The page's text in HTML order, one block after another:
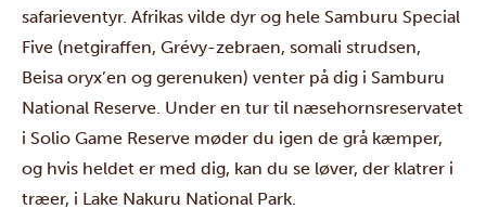
safarieventyr. Afrikas vilde dyr og hele Samburu Special
Five (netgiraffen, Grévy-zebraen, somali strudsen,
Beisa oryx’en og gerenuken) venter på dig i Samburu
National Reserve. Under en tur til næsehornsreservatet
i Solio Game Reserve møder du igen de grå kæmper,
og hvis heldet er med dig, kan du se løver, der klatrer i
træer, i Lake Nakuru National Park.